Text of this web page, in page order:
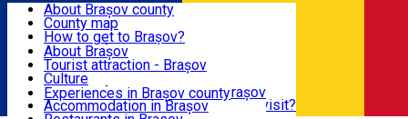
BRAȘOV
EXPERIENCES
DESTINATIONS
About Brașov county
County map
How to get to Brașov?
Tourist Information Centers
Tourist Guides
Brașov Tourism Recommendations
Historical tourist attractions
What would a local recommend to visit?
About Brașov
Tourist attraction - Brașov
Culture
Tourist Information Center - Brașov
Accommodation in Brașov
Experiences in Brașov county